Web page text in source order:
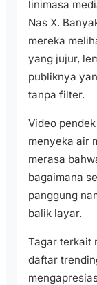
linimasa
Nas X.
mereka
yang jujur,
publiknya
tanpa filter.
Video
menyeka air
merasa
bagaimana
panggung
balik layar.
Tagar terkait
daftar